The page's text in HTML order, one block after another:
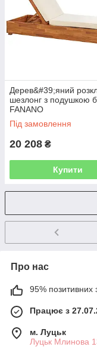
Дерев&#39;яний
шезлонг з подушкою
FANANO
Під замовлення
20 208 ₴
Купити
Про нас
95% позитивних
Працює з
м. Луцьк
Луцьк Млинова